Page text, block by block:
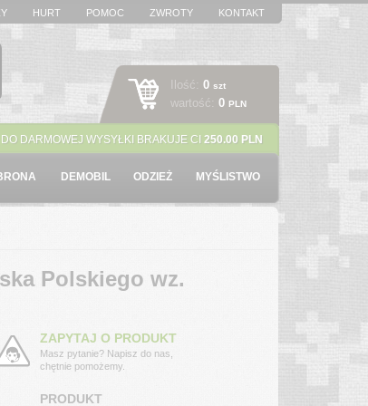
HURT POMOC ZWROTY KONTAKT
Ilość: 0 szt
wartość: 0 PLN
DO DARMOWEJ WYSYŁKI BRAKUJE CI 250.00 PLN
DEMOBIL ODZIEŻ MYŚLISTWO
Polskiego wz.
ZAPYTAJ O PRODUKT
Masz pytanie? Napisz do nas,
chętnie pomożemy.
PRODUKT